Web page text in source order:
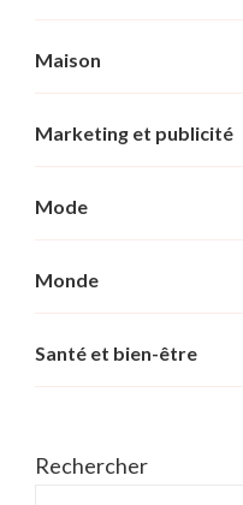
Maison
Marketing et publicité
Mode
Monde
Santé et bien-être
Rechercher